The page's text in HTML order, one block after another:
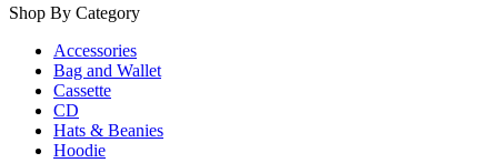
Shop By Category
Accessories
Bag and Wallet
Cassette
CD
Hats & Beanies
Hoodie